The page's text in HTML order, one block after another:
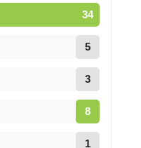
34
5
3
8
1